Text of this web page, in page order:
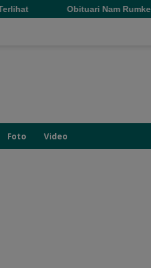
Nam Rumkel: Kepergian
Foto Video